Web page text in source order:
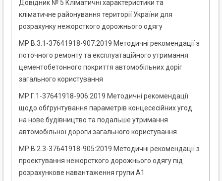
Довідник № 5 Кліматичні характеристики та
кліматичне районування території України для
розрахунку нежорсткого дорожнього одягу
МР В.3.1-37641918-907:2019 Методичні рекомендації з
поточного ремонту та експлуатаційного утримання
цементобетонного покриття автомобільних доріг
загального користування
МР Г.1-37641918-906:2019 Методичні рекомендації
щодо обґрунтування параметрів концесесійних угод
на нове будівництво та подальше утримання
автомобільної дороги загального користування
МР В.2.3-37641918-905:2019 Методичні рекомендації з
проектування нежорсткого дорожнього одягу під
розрахункове навантаження групи А1